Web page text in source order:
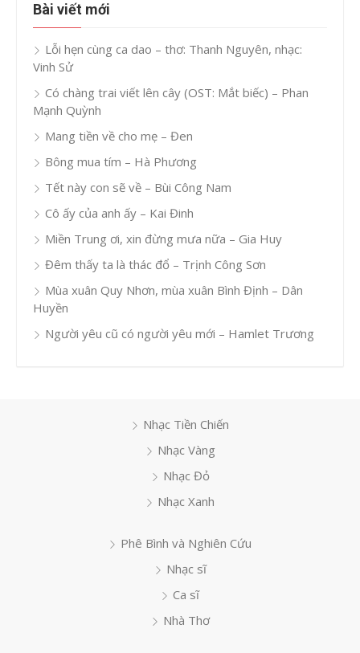
Bài viết mới
Lỗi hẹn cùng ca dao – thơ: Thanh Nguyên, nhạc:
Vinh Sử
Có chàng trai viết lên cây (OST: Mắt biếc) – Phan
Mạnh Quỳnh
Mang tiền về cho mẹ – Đen
Bông mua tím – Hà Phương
Tết này con sẽ về – Bùi Công Nam
Cô ấy của anh ấy – Kai Đinh
Miền Trung ơi, xin đừng mưa nữa – Gia Huy
Đêm thấy ta là thác đổ – Trịnh Công Sơn
Mùa xuân Quy Nhơn, mùa xuân Bình Định – Dân
Huyền
Người yêu cũ có người yêu mới – Hamlet Trương
Nhạc Tiền Chiến
Nhạc Vàng
Nhạc Đỏ
Nhạc Xanh
Phê Bình và Nghiên Cứu
Nhạc sĩ
Ca sĩ
Nhà Thơ